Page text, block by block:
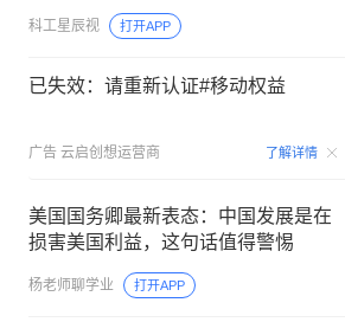
科工星辰视 打开APP
已失效：请重新认证#移动权益
广告 云启创想运营商 了解详情
美国国务卿最新表态：中国发展是在
损害美国利益，这句话值得警惕
杨老师聊学业 打开APP